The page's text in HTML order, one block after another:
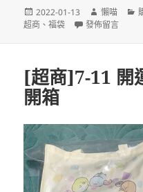
發
佈
2022-01-13
作
者
懶喵
超商 、福袋 在〈[超商]全家
發佈留言
[超商]7-11 開
開箱